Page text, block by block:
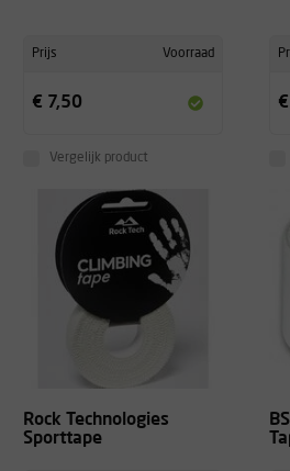
Prijs Voorraad
€ 7,50
Vergelijk product
Rock Technologies
Sporttape